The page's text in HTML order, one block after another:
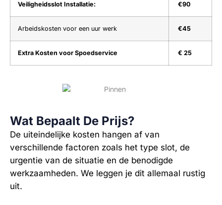
Veiligheidsslot Installatie: €90
Arbeidskosten voor een uur werk €45
Extra Kosten voor Spoedservice € 25
Wat Bepaalt De Prijs?
De uiteindelijke kosten hangen af van
verschillende factoren zoals het type slot, de
urgentie van de situatie en de benodigde
werkzaamheden. We leggen je dit allemaal rustig
uit.